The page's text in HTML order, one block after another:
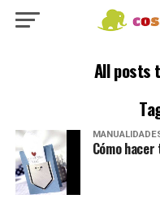
All posts
Cómo